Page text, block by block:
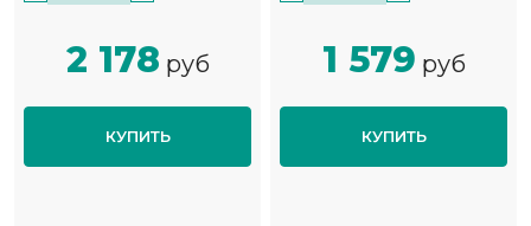
2 178 руб
КУПИТЬ
1 579 руб
КУПИТЬ